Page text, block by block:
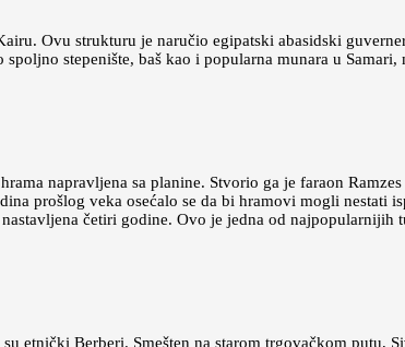
Ovu strukturu je naručio egipatski abasidski
stepenište, baš kao i popularna munara u Samari,
napravljena sa planine. Stvorio ga je faraon
prošlog veka osećalo se da bi hramovi mogli nestati
četiri godine. Ovo je jedna od najpopularnijih
etnički Berberi. Smešten na starom trgovačkom putu,